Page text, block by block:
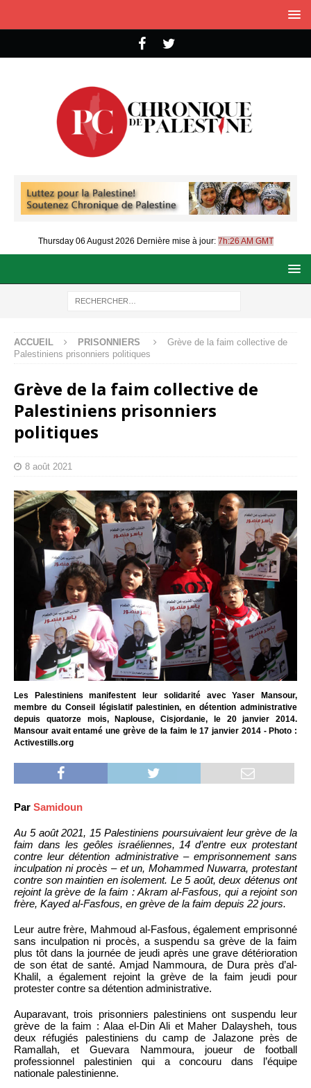
Thursday 06 August 2026 Dernière mise à jour: 7h:26 AM GMT
ACCUEIL PRISONNIERS
Grève de la faim collective de
Palestiniens prisonniers politiques
Grève de la faim collective de
Palestiniens prisonniers
politiques
8 août 2021
Les Palestiniens manifestent leur solidarité avec Yaser Mansour,
membre du Conseil législatif palestinien, en détention administrative
depuis quatorze mois, Naplouse, Cisjordanie, le 20 janvier 2014.
Mansour avait entamé une grève de la faim le 17 janvier 2014 - Photo :
Activestills.org
Par Samidoun
Au 5 août 2021, 15 Palestiniens poursuivaient leur grève de la
faim dans les geôles israéliennes, 14 d’entre eux protestant
contre leur détention administrative – emprisonnement sans
inculpation ni procès – et un, Mohammed Nuwarra, protestant
contre son maintien en isolement. Le 5 août, deux détenus ont
rejoint la grève de la faim : Akram al-Fasfous, qui a rejoint son
frère, Kayed al-Fasfous, en grève de la faim depuis 22 jours.
Leur autre frère, Mahmoud al-Fasfous, également emprisonné
sans inculpation ni procès, a suspendu sa grève de la faim
plus tôt dans la journée de jeudi après une grave détérioration
de son état de santé. Amjad Nammoura, de Dura près d’al-
Khalil, a également rejoint la grève de la faim jeudi pour
protester contre sa détention administrative.
Auparavant, trois prisonniers palestiniens ont suspendu leur
grève de la faim : Alaa el-Din Ali et Maher Dalaysheh, tous
deux réfugiés palestiniens du camp de Jalazone près de
Ramallah, et Guevara Nammoura, joueur de football
professionnel palestinien qui a concouru dans l’équipe
nationale palestinienne.